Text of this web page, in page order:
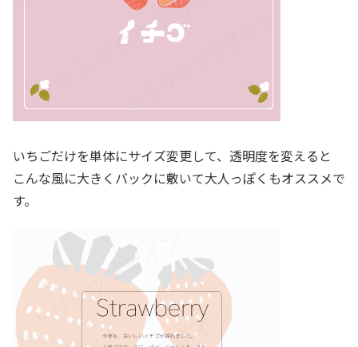
いちごだけを単体にサイズ変更して、透明度を変えると
こんな風に大きくバックに敷いて大人っぽくもオススメで
す。